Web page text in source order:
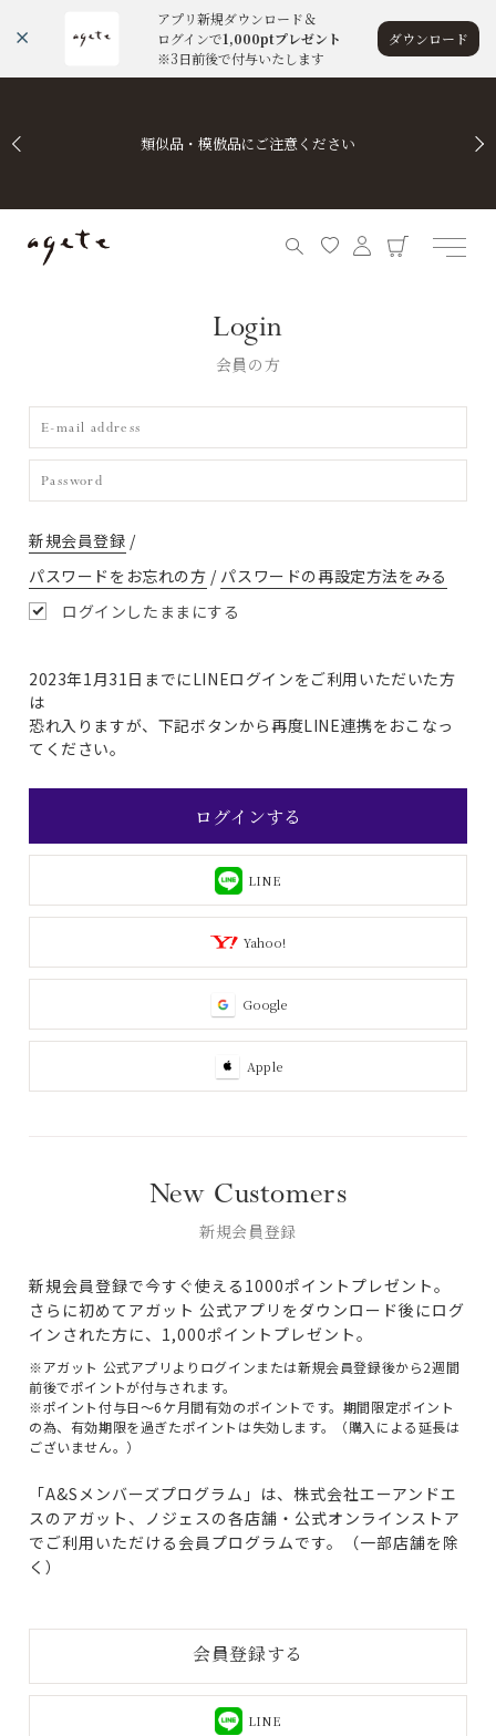
アプリ新規ダウンロード＆
ログインで1,000ptプレゼント
※3日前後で付与いたします
ダウンロード
類似品・模倣品にご注意ください
Login
会員の方
新規会員登録 /
パスワードをお忘れの方 / パスワードの再設定方法をみる
ログインしたままにする
2023年1月31日までにLINEログインをご利用いただいた方
は
恐れ入りますが、下記ボタンから再度LINE連携をおこなっ
てください。
ログインする
LINE
Yahoo!
Google
Apple
New Customers
新規会員登録
新規会員登録で今すぐ使える1000ポイントプレゼント。
さらに初めてアガット 公式アプリをダウンロード後にログ
インされた方に、1,000ポイントプレゼント。
※アガット 公式アプリよりログインまたは新規会員登録後から2週間
前後でポイントが付与されます。
※ポイント付与日～6ケ月間有効のポイントです。期間限定ポイント
の為、有効期限を過ぎたポイントは失効します。（購入による延長は
ございません。）
「A&Sメンバーズプログラム」は、株式会社エーアンドエ
スのアガット、ノジェスの各店舗・公式オンラインストア
でご利用いただける会員プログラムです。（一部店舗を除
く）
会員登録する
LINE